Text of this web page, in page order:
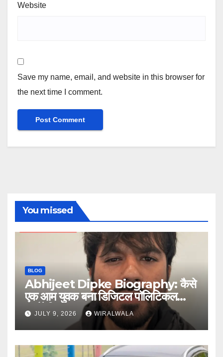
Website
Save my name, email, and website in this browser for
the next time I comment.
You missed
BLOG
Abhijeet Dipke Biography: कैसे
एक आम युवक बना डिजिटल पॉलिटिकल
स्ट्रैटेजिस्ट
JULY 9, 2026 WIRALWALA